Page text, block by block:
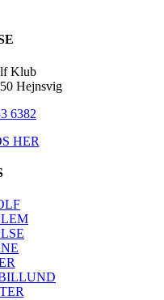
Klub
Hejnsvig
6382
HER